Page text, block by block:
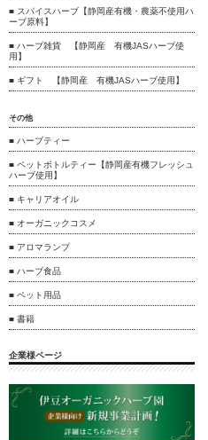
■ スパイスハーブ【静岡産有機・農薬不使用ハ
ーブ原料】
■ ハーブ雑貨 【静岡産 有機JASハーブ使
用】
■ ギフト 【静岡産 有機JASハーブ使用】
その他
■ ハーブティー
■ ペットボトルティー【静岡産有機フレッシュ
ハーブ使用】
■ キャリアオイル
■ オーガニックコスメ
■ アロマランプ
■ ハーブ食品
■ ペット用品
■ 書籍
企業様ページ